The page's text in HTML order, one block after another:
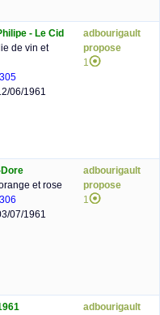
- Le Cid
de vin et
06/1961
adbourigault
propose
1
et rose
07/1961
adbourigault
propose
1
adbourigault